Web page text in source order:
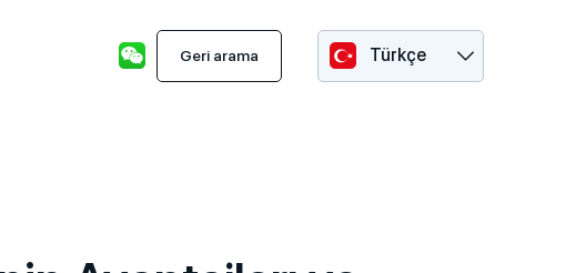
Geri arama Türkçe